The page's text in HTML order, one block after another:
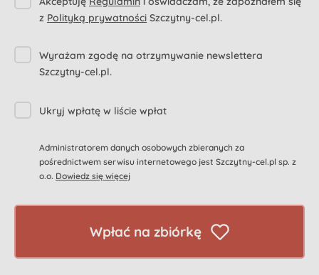
z Polityką prywatności Szczytny-cel.pl.
Wyrażam zgodę na otrzymywanie newslettera
Szczytny-cel.pl.
Ukryj wpłatę w liście wpłat
Administratorem danych osobowych zbieranych za
pośrednictwem serwisu internetowego jest Szczytny-cel.pl sp. z
o.o. Dowiedz się więcej
Wpłać na zbiórkę